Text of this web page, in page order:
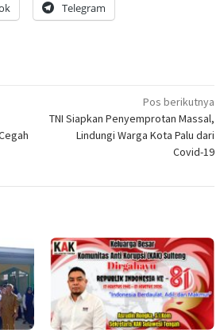
Telegram
Pos berikutnya
TNI Siapkan Penyemprotan Massal,
Lindungi Warga Kota Palu dari
Covid-19